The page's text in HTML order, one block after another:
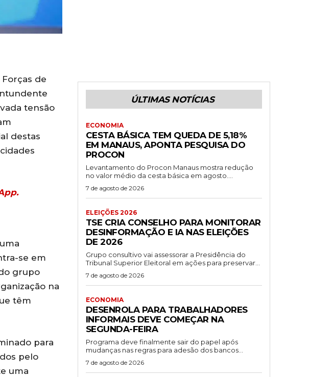
de
tensão
destas
se em
grupo
na
têm
para
pelo
uma
ÚLTIMAS NOTÍCIAS
ECONOMIA
CESTA BÁSICA TEM QUEDA DE 5,18%
EM MANAUS, APONTA PESQUISA DO
PROCON
Levantamento do Procon Manaus mostra redução
no valor médio da cesta básica em agosto....
7 de agosto de 2026
ELEIÇÕES 2026
TSE CRIA CONSELHO PARA MONITORAR
DESINFORMAÇÃO E IA NAS ELEIÇÕES
DE 2026
Grupo consultivo vai assessorar a Presidência do
Tribunal Superior Eleitoral em ações para preservar...
7 de agosto de 2026
ECONOMIA
DESENROLA PARA TRABALHADORES
INFORMAIS DEVE COMEÇAR NA
SEGUNDA-FEIRA
Programa deve finalmente sair do papel após
mudanças nas regras para adesão dos bancos...
7 de agosto de 2026